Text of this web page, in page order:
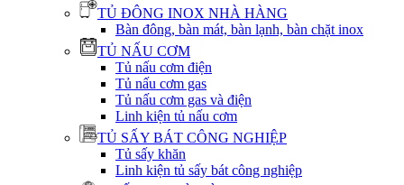
TỦ ĐÔNG INOX NHÀ HÀNG
Bàn đông, bàn mát, bàn lạnh, bàn chặt inox
TỦ NẤU CƠM
Tủ nấu cơm điện
Tủ nấu cơm gas
Tủ nấu cơm gas và điện
Linh kiện tủ nấu cơm
TỦ SẤY BÁT CÔNG NGHIỆP
Tủ sấy khăn
Linh kiện tủ sấy bát công nghiệp